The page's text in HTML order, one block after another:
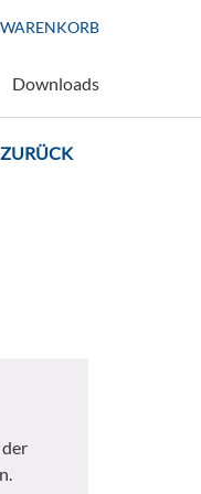
WARENKORB
Downloads
ZURÜCK